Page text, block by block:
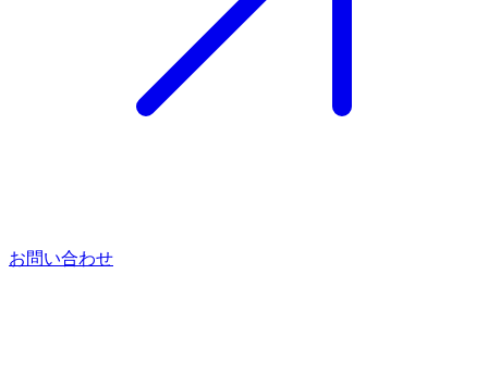
お問い合わせ